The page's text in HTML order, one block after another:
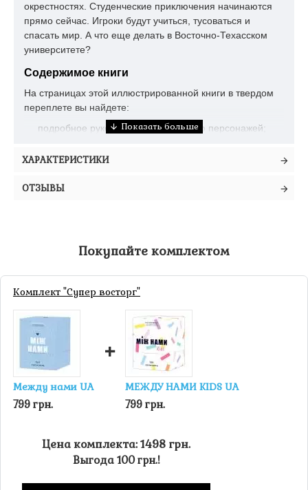
окрестностях. Студенческие приключения начинаются
прямо сейчас. Игроки будут учиться, тусоваться и
спасать мир. А что еще делать в Восточно-Техасском
университете?
Содержимое книги
На страницах этой иллюстрированной книги в твердом
переплете вы найдете:
подробное руководство по созданию персонажей;
правила игрового мира;
спецкурс ритуальной магии и правила создания
талисманов;
конструктор приключений;
энциклопедию обитателей.
ХАРАКТЕРИСТИКИ
ОТЗЫВЫ
Покупайте комплектом
Комплект "Супер восторг"
Между нами UA
799 грн.
+
МЕЖДУ НАМИ KIDS UA
799 грн.
Цена комплекта: 1498 грн.
Выгода 100 грн.!